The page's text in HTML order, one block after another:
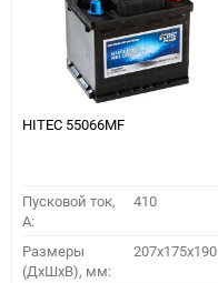
HITEC 55066MF
Пусковой ток,
A:
410
Размеры
(ДхШхВ), мм:
207x175x190